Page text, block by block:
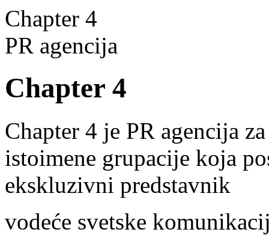
Chapter 4
PR agencija
Chapter 4
Chapter 4 je PR agencija
istoimene grupacije koja
ekskluzivni predstavnik
vodeće svetske